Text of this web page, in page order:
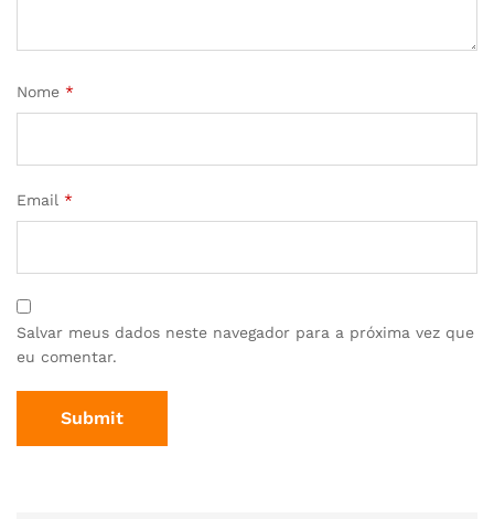
Nome *
Email *
Salvar meus dados neste navegador para a próxima vez que
eu comentar.